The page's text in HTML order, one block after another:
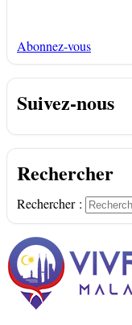
Abonnez-vous
Suivez-nous
Rechercher
Rechercher :